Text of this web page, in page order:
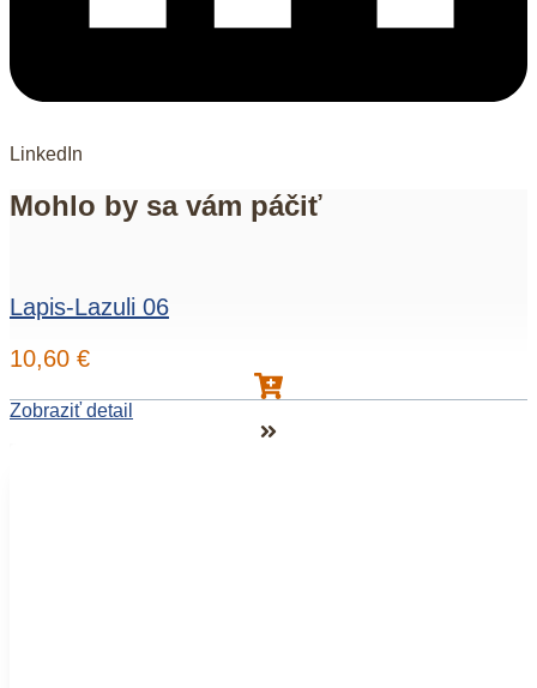
LinkedIn
Mohlo by sa vám páčiť
Lapis-Lazuli 06
10,60 €
Zobraziť detail